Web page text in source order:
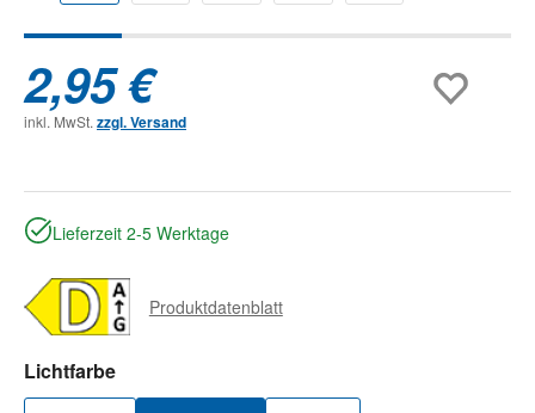
2,95 €
inkl. MwSt. zzgl. Versand
Lieferzeit 2-5 Werktage
Produktdatenblatt
Lichtfarbeauswählen